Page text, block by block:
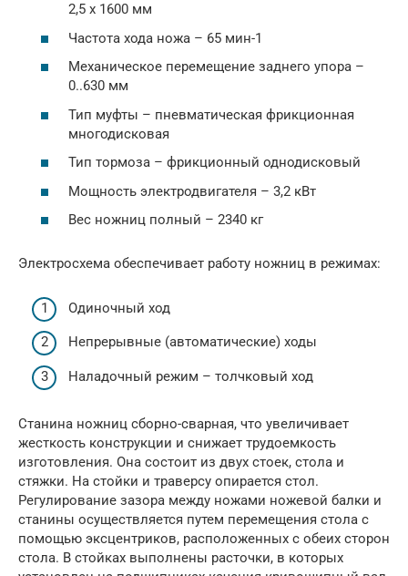
2,5 х 1600 мм
Частота хода ножа – 65 мин-1
Механическое перемещение заднего упора –
0..630 мм
Тип муфты – пневматическая фрикционная
многодисковая
Тип тормоза – фрикционный однодисковый
Мощность электродвигателя – 3,2 кВт
Вес ножниц полный – 2340 кг
Электросхема обеспечивает работу ножниц в режимах:
Одиночный ход
Непрерывные (автоматические) ходы
Наладочный режим – толчковый ход
Станина ножниц сборно-cварная, что увеличивает
жесткость конструкции и снижает трудоемкость
изготовления. Она состоит из двух стоек, стола и
стяжки. На стойки и траверсу опирается стол.
Регулирование зазора между ножами ножевой балки и
станины осуществляется путем перемещения стола с
помощью эксцентриков, расположенных с обеих сторон
стола. В стойках выполнены расточки, в которых